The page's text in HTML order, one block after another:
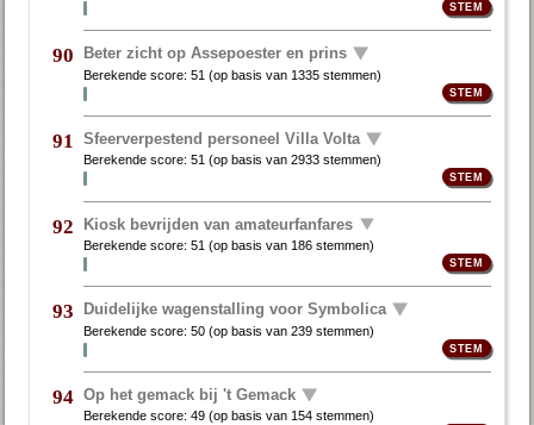
90 Beter zicht op Assepoester en prins
Berekende score:51 (op basis van 1335 stemmen)
91 Sfeerverpestend personeel Villa Volta
Berekende score:51 (op basis van2933 stemmen)
92 Kiosk bevrijden van amateurfanfares
Berekende score:51 (op basis van 186 stemmen)
93 Duidelijke wagenstalling voor Symbolica
Berekende score:50 (op basis van239 stemmen)
94 Op het gemack bij 't Gemack
Berekende score:49 (op basis van 154 stemmen)